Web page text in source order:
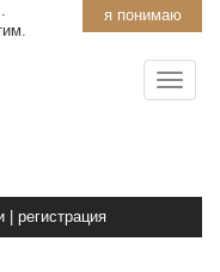
я понимаю
регистрация